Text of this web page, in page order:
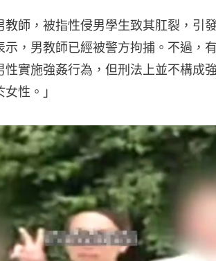
教師，被指性侵男學生致其肛裂，引
示，男教師已經被警方拘捕。不過，
性實施強姦行為，但刑法上並不構成
性。」